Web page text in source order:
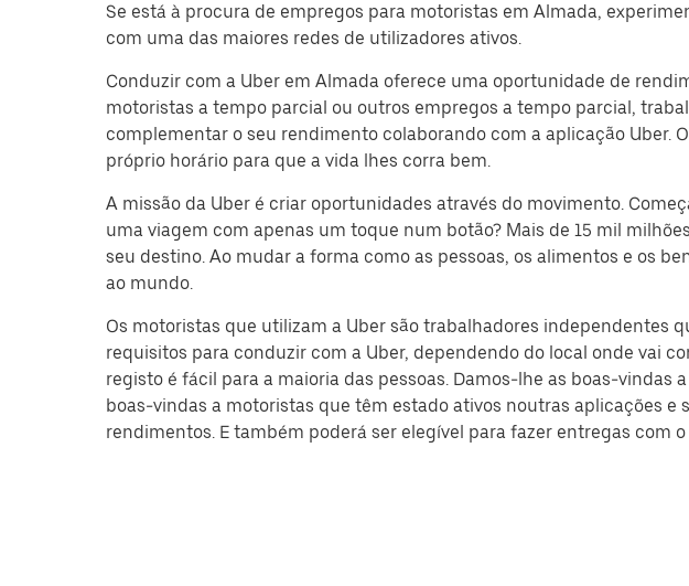
Se está à procura de empregos para motoristas em Almada,
com uma das maiores redes de utilizadores ativos.
Conduzir com a Uber em Almada oferece uma oportunidade de
motoristas a tempo parcial ou outros empregos a tempo parcial,
complementar o seu rendimento colaborando com a aplicação Uber.
próprio horário para que a vida lhes corra bem.
A missão da Uber é criar oportunidades através do movimento.
uma viagem com apenas um toque num botão? Mais de 15 mil
seu destino. Ao mudar a forma como as pessoas, os alimentos e os
ao mundo.
Os motoristas que utilizam a Uber são trabalhadores independentes
requisitos para conduzir com a Uber, dependendo do local onde vai
registo é fácil para a maioria das pessoas. Damos-lhe as boas-
boas-vindas a motoristas que têm estado ativos noutras aplicações
rendimentos. E também poderá ser elegível para fazer entregas com o